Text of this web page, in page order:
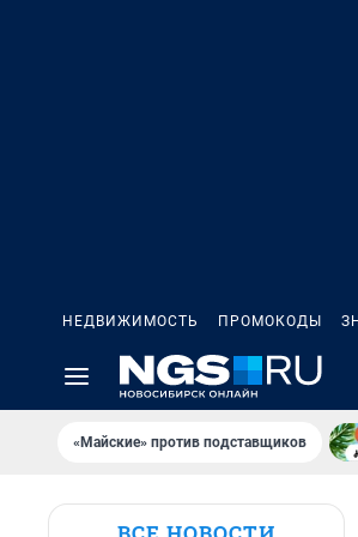
НЕДВИЖИМОСТЬ ПРОМОКОДЫ
«Майские» против подставщиков